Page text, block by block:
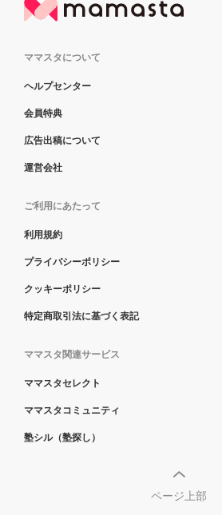
ママスタについて
ヘルプセンター
会員特典
広告出稿について
運営会社
ご利用にあたって
利用規約
プライバシーポリシー
クッキーポリシー
特定商取引法に基づく表記
ママスタ関連サービス
ママスタセレクト
ママスタコミュニティ
塾シル（塾探し）
ページ上部